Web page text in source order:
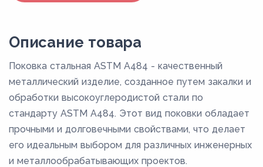
Описание товара
Поковка стальная ASTM A484 - качественный
металлический изделие, созданное путем закалки и
обработки высокоуглеродистой стали по
стандарту ASTM A484. Этот вид поковки обладает
прочными и долговечными свойствами, что делает
его идеальным выбором для различных инженерных
и металлообрабатывающих проектов.